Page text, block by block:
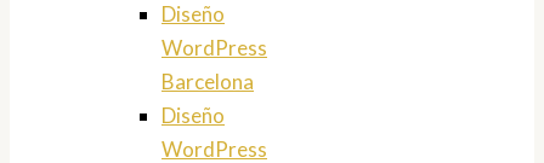
Diseño
WordPress
Barcelona
Diseño
WordPress